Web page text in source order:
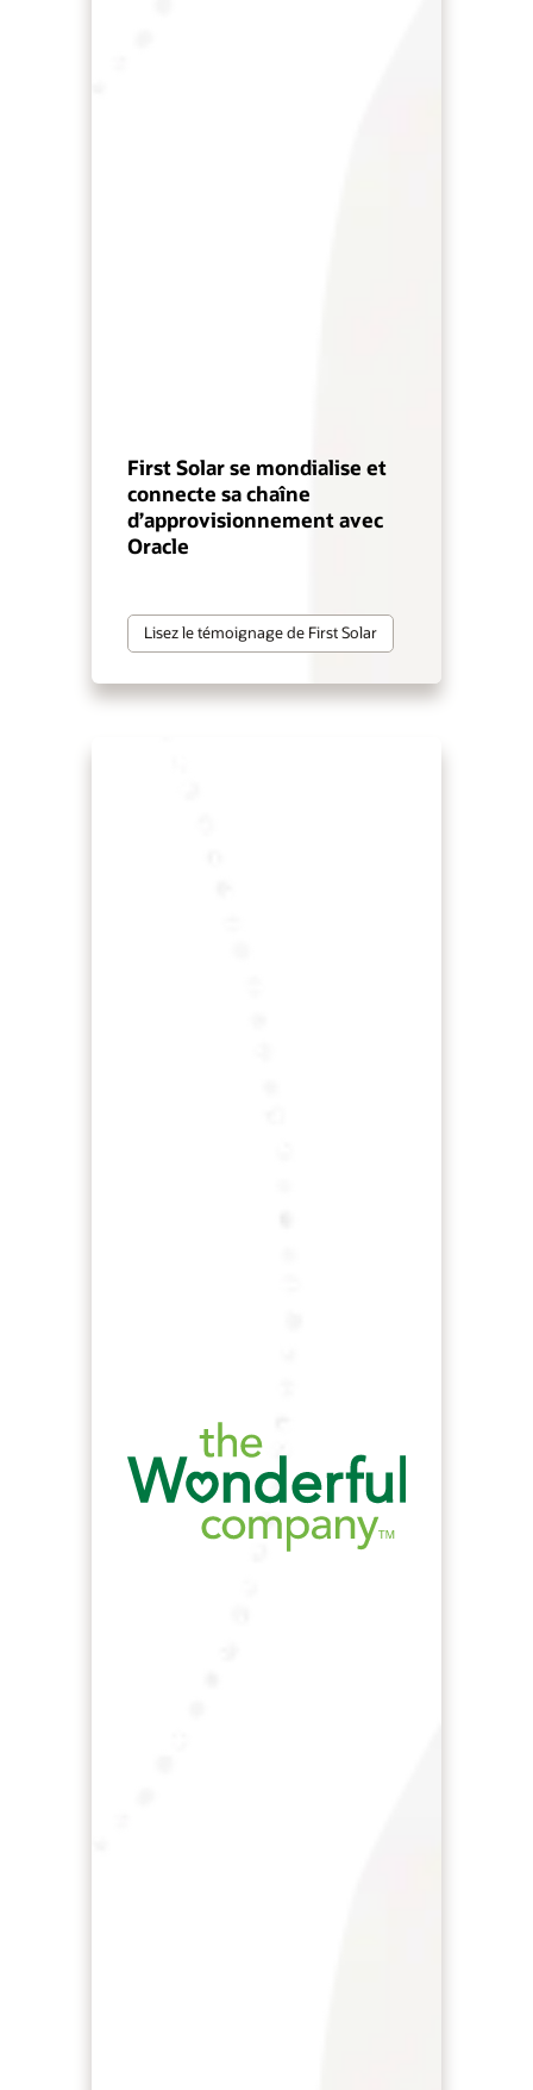
First Solar se mondialise et
connecte sa chaîne
d’approvisionnement avec
Oracle
Lisez le témoignage de First Solar